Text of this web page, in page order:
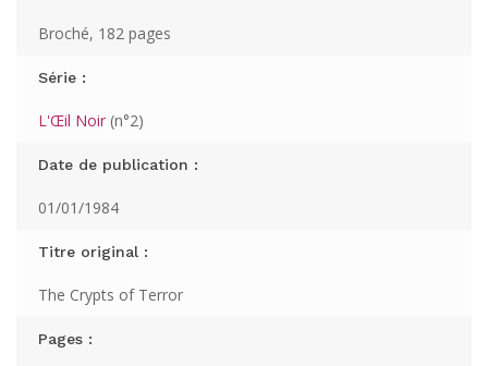
Broché, 182 pages
Série :
L'Œil Noir (n°2)
Date de publication :
01/01/1984
Titre original :
The Crypts of Terror
Pages :